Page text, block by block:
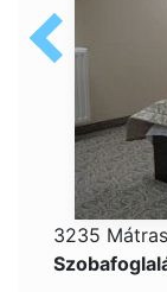
3235